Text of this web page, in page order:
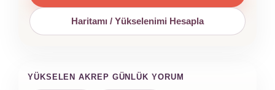
Haritamı / Yükselenimi Hesapla
YÜKSELEN AKREP GÜNLÜK YORUM